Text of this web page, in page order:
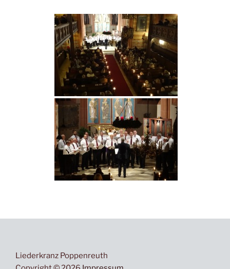
Liederkranz Poppenreuth